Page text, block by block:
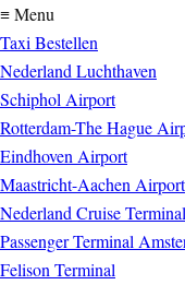
≡ Menu
Taxi Bestellen
Nederland Luchthaven
Schiphol Airport
Rotterdam-The Hague
Eindhoven Airport
Maastricht-Aachen Airport
Nederland Cruise
Passenger Terminal
Felison Terminal